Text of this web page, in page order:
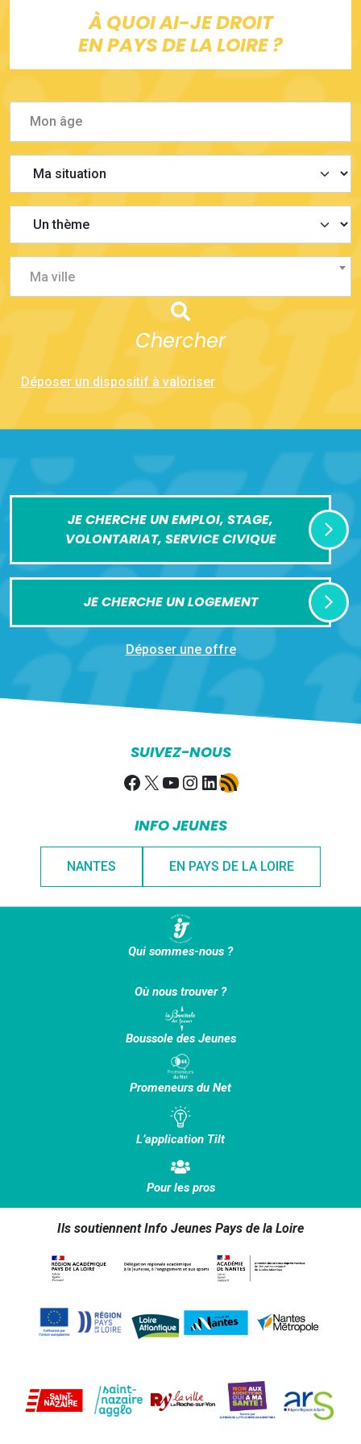
À QUOI AI-JE DROIT
EN PAYS DE LA LOIRE ?
Ma ville
Chercher
Déposer un dispositif à valoriser
JE CHERCHE UN EMPLOI, STAGE,
VOLONTARIAT, SERVICE CIVIQUE
JE CHERCHE UN LOGEMENT
Déposer une offre
SUIVEZ-NOUS
Facebook
X YouTube
Instagram
LinkedIn
Flux RSS
INFO JEUNES
NANTES EN PAYS DE LA LOIRE
Qui sommes-nous ?
Où nous trouver ?
Boussole des Jeunes
Promeneurs du Net
L’application Tilt
Pour les pros
Ils soutiennent Info Jeunes Pays de la Loire